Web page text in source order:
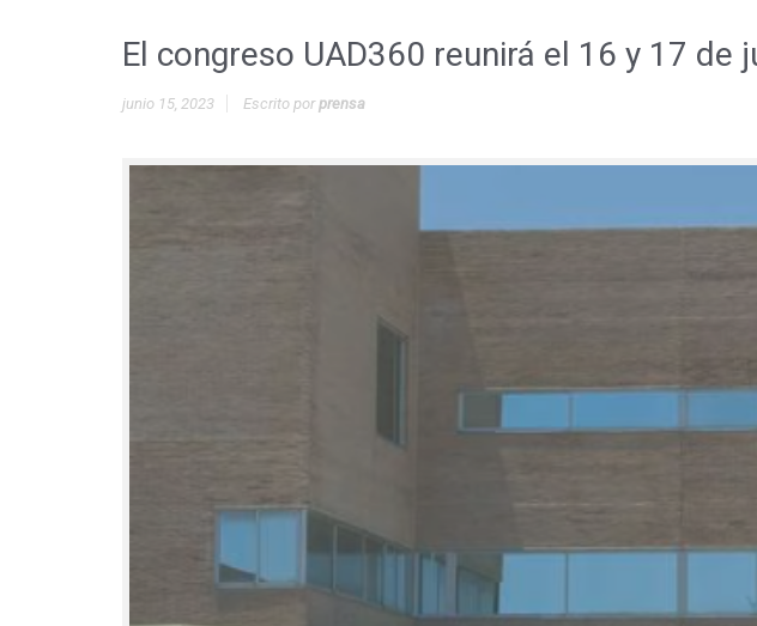
El congreso UAD360 reunirá el 16 y 17
junio 15, 2023 Escrito porprensa